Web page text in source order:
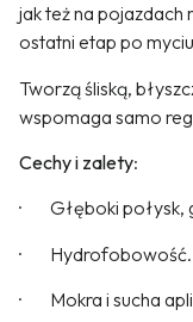
jak też na pojazdach
ostatni etap po
Tworzą śliską,
wspomaga samo
Cechy i zalety:
· Głęboki połysk,
· Hydrofobowość.
· Mokra i sucha